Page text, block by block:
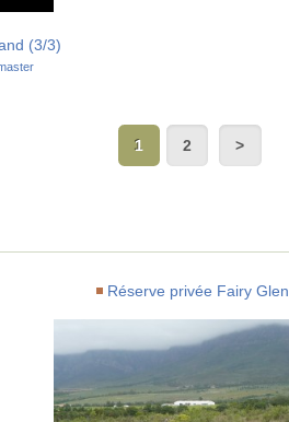
(3/3)
1 2
Réserve privée Fairy Glen